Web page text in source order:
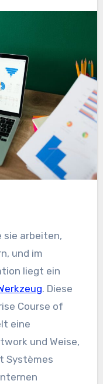
und im
liegt ein
. Diese
Course of
eine
und Weise,
Systèmes